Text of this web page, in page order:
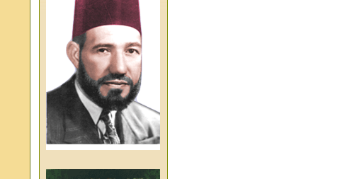
ديوان شعر الاخوان فى القلب
تاليف الشيخ على متولى
تفاصيل جنازة الشهيد احمد
النيسى وعمر شاهين 1952
جمعه امين ومواقف ساعدت
الامام البنا فى تكوين شخصي
الاستاذ جمعه امين وعبقرية
الامام البنا
الشمائل المحمديه دكتور يحيى
غزب
واليوم والغد